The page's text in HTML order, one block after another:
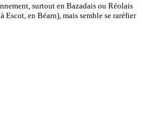
surtout en Bazadais ou Réolais
Escot, en Béarn), mais semble se raréfier